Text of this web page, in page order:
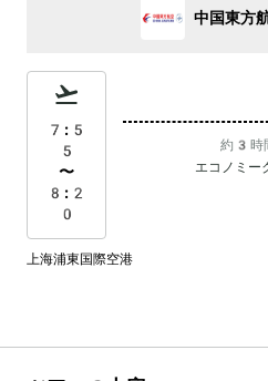
中国東方
7:5
5
〜
8:2
0
約3時
エコノミー
上海浦東国際空港